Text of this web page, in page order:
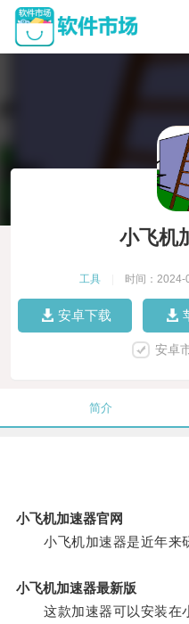
小飞机
工具 时间：2024-
安卓下载
安卓
简介
小飞机加速器官网
小飞机加速器是近年来研
小飞机加速器最新版
这款加速器可以安装在